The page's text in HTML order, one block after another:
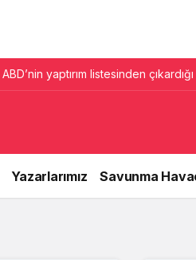
ABD’nin yaptırım listesinden
Yazarlarımız Savunma